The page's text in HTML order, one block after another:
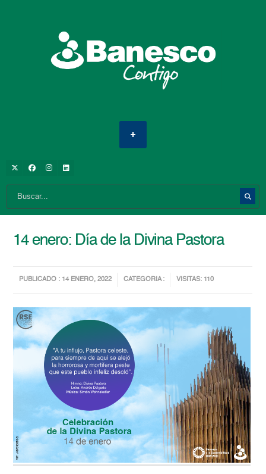
14 enero: Día de la Divina Pastora
PUBLICADO : 14 ENERO, 2022 CATEGORIA : VISITAS: 110